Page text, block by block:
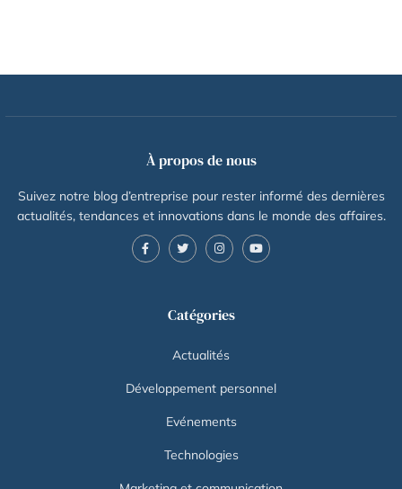
À propos de nous
Suivez notre blog d’entreprise pour rester informé des dernières
actualités, tendances et innovations dans le monde des affaires.
Catégories
Actualités
Développement personnel
Evénements
Technologies